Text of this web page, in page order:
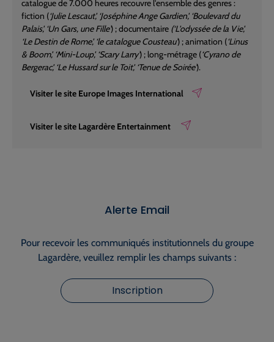
catalogue de 7.000 heures recouvre l'ensemble des genres :
fiction (‘Julie Lescaut', ‘Joséphine Ange Gardien', ‘Boulevard du
Palais', ‘Un Gars, une Fille') ; documentaire (‘L'odyssée de la Vie',
‘Le Destin de Rome', ‘le catalogue Cousteau') ; animation (‘Linus
& Boom', ‘Mini-Loup', ‘Scary Larry') ; long-métrage (‘Cyrano de
Bergerac', ‘Le Hussard sur le Toit', ‘Tenue de Soirée').
Visiter le site Europe Images International
Visiter le site Lagardère Entertainment
Alerte Email
Pour recevoir les communiqués institutionnels du groupe
Lagardère, veuillez remplir les champs suivants :
Inscription